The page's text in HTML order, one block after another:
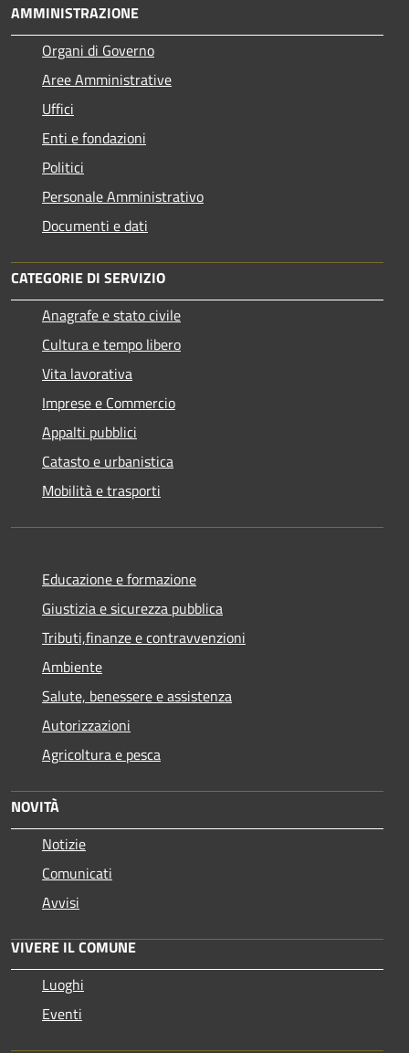
AMMINISTRAZIONE
Organi di Governo
Aree Amministrative
Uffici
Enti e fondazioni
Politici
Personale Amministrativo
Documenti e dati
CATEGORIE DI SERVIZIO
Anagrafe e stato civile
Cultura e tempo libero
Vita lavorativa
Imprese e Commercio
Appalti pubblici
Catasto e urbanistica
Mobilità e trasporti
Educazione e formazione
Giustizia e sicurezza pubblica
Tributi,finanze e contravvenzioni
Ambiente
Salute, benessere e assistenza
Autorizzazioni
Agricoltura e pesca
NOVITÀ
Notizie
Comunicati
Avvisi
VIVERE IL COMUNE
Luoghi
Eventi